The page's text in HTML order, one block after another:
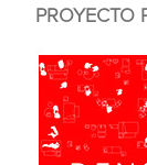
PROYECTO